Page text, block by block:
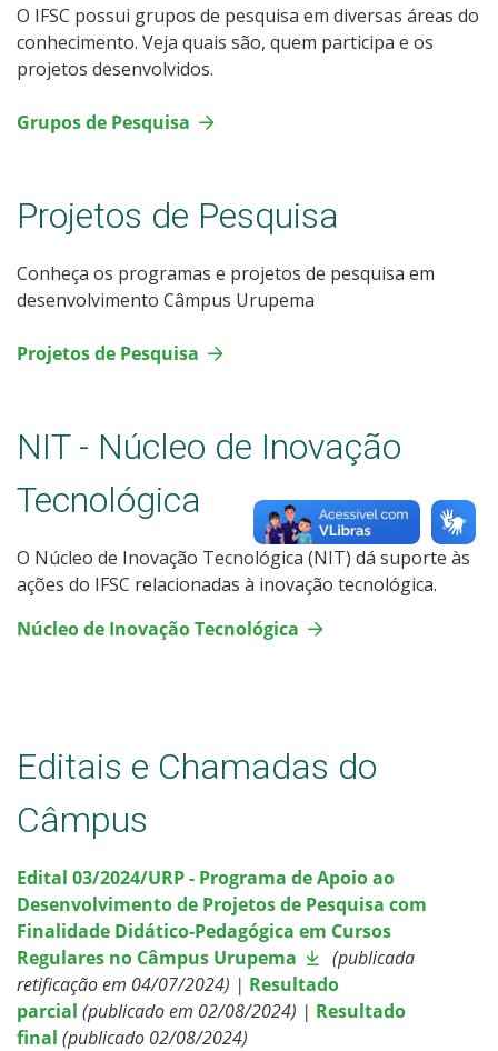
O IFSC possui grupos de pesquisa em diversas áreas do
conhecimento. Veja quais são, quem participa e os
projetos desenvolvidos.
Grupos de Pesquisa
Projetos de Pesquisa
Conheça os programas e projetos de pesquisa em
desenvolvimento Câmpus Urupema
Projetos de Pesquisa
NIT - Núcleo de Inovação
Tecnológica
O Núcleo de Inovação Tecnológica (NIT) dá suporte às
ações do IFSC relacionadas à inovação tecnológica.
Núcleo de Inovação Tecnológica
Editais e Chamadas do
Câmpus
Edital 03/2024/URP - Programa de Apoio ao
Desenvolvimento de Projetos de Pesquisa com
Finalidade Didático-Pedagógica em Cursos
Regulares no Câmpus Urupema
(publicada
retificação em 04/07/2024) | Resultado
parcial (publicado em 02/08/2024) | Resultado
final (publicado 02/08/2024)